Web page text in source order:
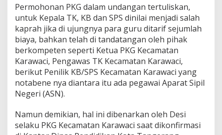
Permohonan PKG dalam undangan tertuliskan,
untuk Kepala TK, KB dan SPS dinilai menjadi salah
kaprah jika di ujungnya para guru ditarif sejumlah
biaya, bahkan telah di tandatangan oleh pihak
berkompeten seperti Ketua PKG Kecamatan
Karawaci, Pengawas TK Kecamatan Karawaci,
berikut Penilik KB/SPS Kecamatan Karawaci yang
notabene nya diantara itu ada pegawai Aparat Sipil
Negeri (ASN).
Namun demikian, hal ini dibenarkan oleh Desi
selaku PKG Kecamatan Karawaci saat dikonfirmasi